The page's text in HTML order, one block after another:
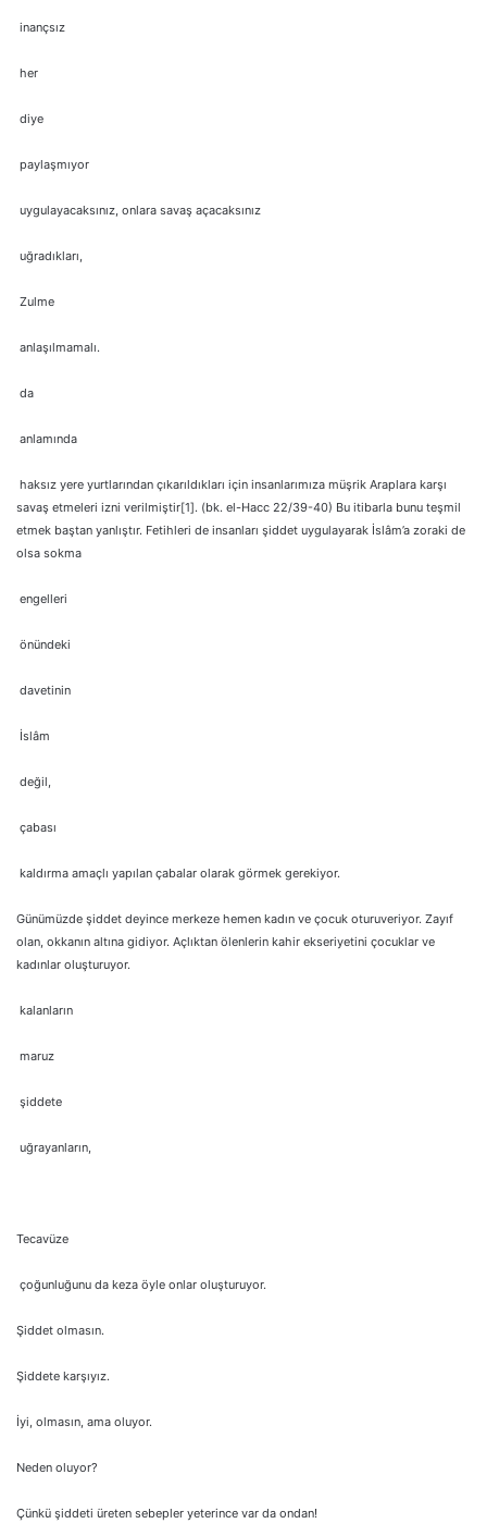
inançsız
her
diye
paylaşmıyor
uygulayacaksınız, onlara savaş açacaksınız
uğradıkları,
Zulme
anlaşılmamalı.
da
anlamında
haksız yere yurtlarından çıkarıldıkları için insanlarımıza müşrik Araplara karşı
savaş etmeleri izni verilmiştir[1]. (bk. el-Hacc 22/39-40) Bu itibarla bunu teşmil
etmek baştan yanlıştır. Fetihleri de insanları şiddet uygulayarak İslâm’a zoraki de
olsa sokma
engelleri
önündeki
davetinin
İslâm
değil,
çabası
kaldırma amaçlı yapılan çabalar olarak görmek gerekiyor.
Günümüzde şiddet deyince merkeze hemen kadın ve çocuk oturuveriyor. Zayıf
olan, okkanın altına gidiyor. Açlıktan ölenlerin kahir ekseriyetini çocuklar ve
kadınlar oluşturuyor.
kalanların
maruz
şiddete
uğrayanların,
Tecavüze
çoğunluğunu da keza öyle onlar oluşturuyor.
Şiddet olmasın.
Şiddete karşıyız.
İyi, olmasın, ama oluyor.
Neden oluyor?
Çünkü şiddeti üreten sebepler yeterince var da ondan!